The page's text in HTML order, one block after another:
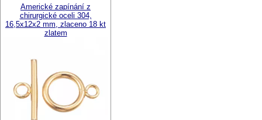
Americké zapínání z
chirurgické oceli 304,
16,5x12x2 mm, zlaceno 18 kt
zlatem